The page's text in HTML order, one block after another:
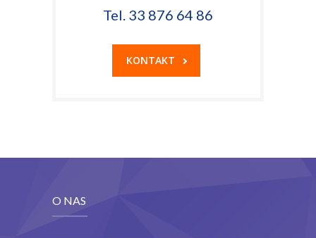
Tel. 33 876 64 86
KONTAKT
O NAS